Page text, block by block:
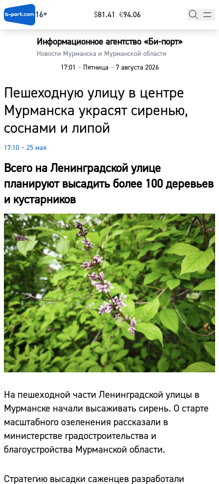
16+ $⁠81.41 €⁠94.06
Информационное агентство «Би-порт»
Новости Мурманска и Мурманской области
17:01 –Пятница –7 августа 2026
Пешеходную улицу в центре
Мурманска украсят сиренью,
соснами и липой
17:10 – 25 мая
Всего на Ленинградской улице
планируют высадить более 100 деревьев
и кустарников
На пешеходной части Ленинградской улицы в
Мурманске начали высаживать сирень. О старте
масштабного озеленения рассказали в
министерстве градостроительства и
благоустройства Мурманской области.
Стратегию высадки саженцев разработали
Главная
Наши гости
Фоторепортажи
Погода
Курсы валют